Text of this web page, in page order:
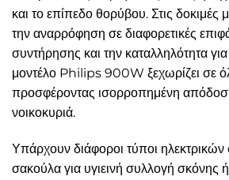
και το επίπεδο θορύβου. Στις
την αναρρόφηση σε διαφορετικές
συντήρησης και την καταλληλότητα
μοντέλο Philips 900W ξεχωρίζει σε
προσφέροντας ισορροπημένη
νοικοκυριά.
Υπάρχουν διάφοροι τύποι
σακούλα για υγιεινή συλλογή σκόνης